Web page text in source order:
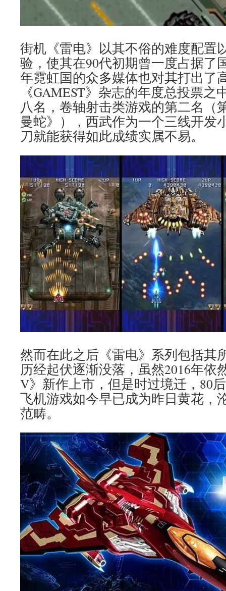
街机《雷电》以其不俗的难度配置
验，使其在90代初期曾一度占据了
年霓虹国的众多媒体也对其打出了
《GAMEST》杂志的年度总投票
八名，卷轴射击类游戏的第二名（
曼蛇》），西武作为一个三线开发
刀就能获得如此成绩实属不易。
然而在此之后《雷电》系列包括其
历经起伏逐渐没落，虽然2016年依
V》新作上市，但是时过境迁，80
飞机游戏如今早已成为昨日黄花，
范畴。